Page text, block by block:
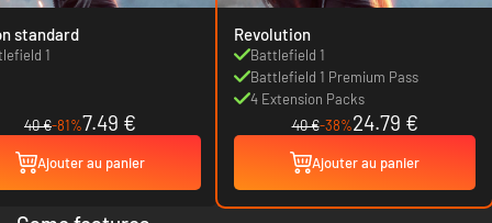
standard
1
40 €-81%7.49 €
Ajouter au panier
Revolution
Battlefield 1
Battlefield 1 Premium Pass
4 Extension Packs
40 €-38%24.79 €
Ajouter au panier